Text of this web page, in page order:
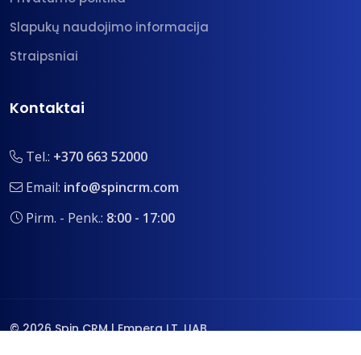
Slapukų naudojimo informacija
Straipsniai
Kontaktai
Tel.: +370 663 52000
Email: info@spincrm.com
Pirm. - Penk.: 8:00 - 17:00
© 2026 Spin CRM | Empera LT, UAB